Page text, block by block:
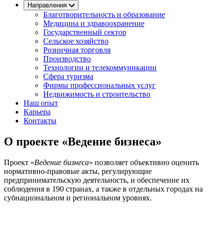
Направления
Благотворительность и образование
Медицина и здравоохранение
Государственный сектор
Сельское хозяйство
Розничная торговля
Производство
Технологии и телекоммуникации
Сфера туризма
Фирмы профессиональных услуг
Недвижимость и строительство
Наш опыт
Карьера
Контакты
О проекте «Ведение бизнеса»
Проект «Ведение бизнеса» позволяет объективно оценить
нормативно-правовые акты, регулирующие
предпринимательскую деятельность, и обеспечение их
соблюдения в 190 странах, а также в отдельных городах на
субнациональном и региональном уровнях.